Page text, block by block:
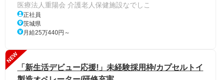
医療法人重陽会 介護老人保健施設なでしこ
正社員
茨城県
月給25万440円～
NEW
「新生活デビュー応援!」未経験採用枠/カプセルトイ